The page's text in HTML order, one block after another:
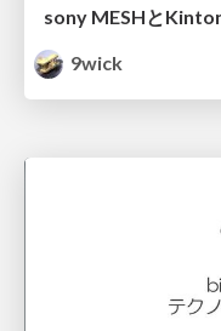
sony MESHと
9wick